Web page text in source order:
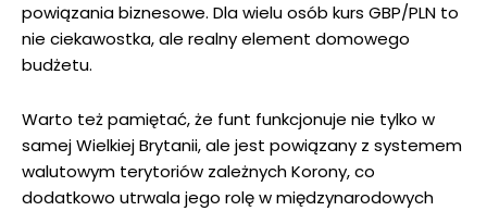
powiązania biznesowe. Dla wielu osób kurs GBP/PLN to
nie ciekawostka, ale realny element domowego
budżetu.
Warto też pamiętać, że funt funkcjonuje nie tylko w
samej Wielkiej Brytanii, ale jest powiązany z systemem
walutowym terytoriów zależnych Korony, co
dodatkowo utrwala jego rolę w międzynarodowych